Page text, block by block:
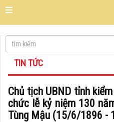
TIN TỨC
Chủ tịch UBND tỉnh
chức lễ kỷ niệm 130
Tùng Mậu (15/6/1896 -